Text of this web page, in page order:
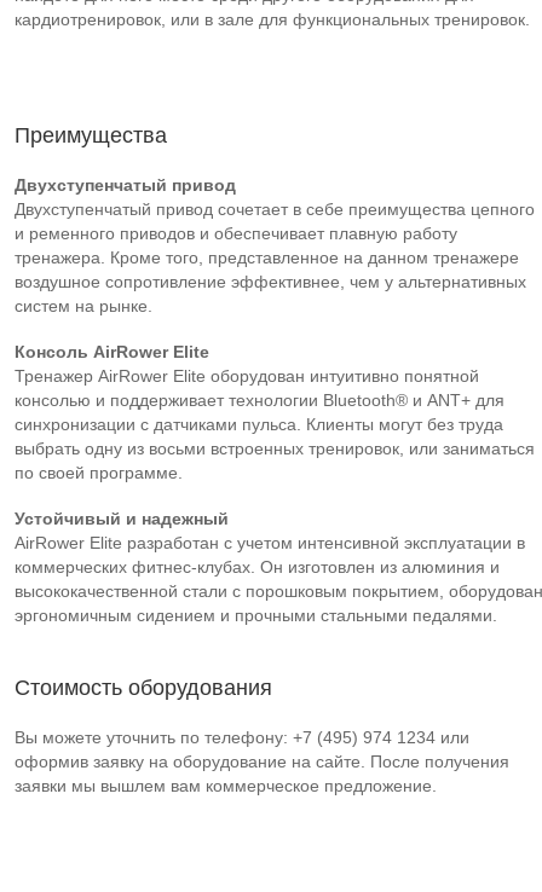
кардиотренировок, или в зале для функциональных тренировок.
Преимущества
Двухступенчатый привод
Двухступенчатый привод сочетает в себе преимущества цепного
и ременного приводов и обеспечивает плавную работу
тренажера. Кроме того, представленное на данном тренажере
воздушное сопротивление эффективнее, чем у альтернативных
систем на рынке.
Консоль AirRower Elite
Тренажер AirRower Elite оборудован интуитивно понятной
консолью и поддерживает технологии Bluetooth® и ANT+ для
синхронизации с датчиками пульса. Клиенты могут без труда
выбрать одну из восьми встроенных тренировок, или заниматься
по своей программе.
Устойчивый и надежный
AirRower Elite разработан с учетом интенсивной эксплуатации в
коммерческих фитнес-клубах. Он изготовлен из алюминия и
высококачественной стали с порошковым покрытием, оборудован
эргономичным сидением и прочными стальными педалями.
Стоимость оборудования
Вы можете уточнить по телефону: +7 (495) 974 1234 или
оформив заявку на оборудование на сайте. После получения
заявки мы вышлем вам коммерческое предложение.